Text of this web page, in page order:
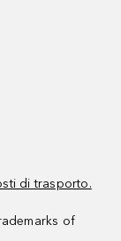
di trasporto.
of